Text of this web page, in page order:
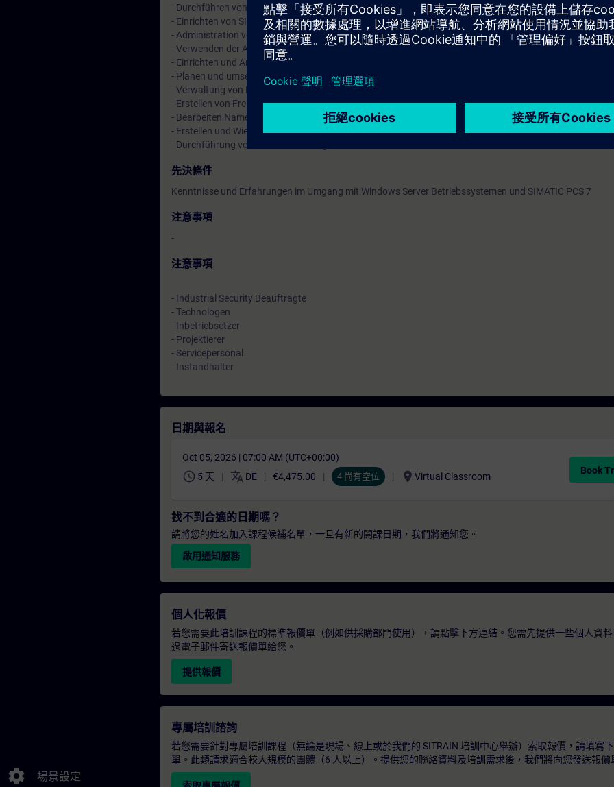
settings 場景設定
- Durchführen von Diagnosen im Netzwerk, basierend auf Betriebssystem Windows Server 2019/2022;
- Einrichten von SIMATIC Logon mit Anbindung an das Active Directory
- Administration von Betriebsmastern und AD DS Objekten
- Verwenden der Active Directory Administration Console
- Einrichten und Arbeiten mit Gruppen unter Windows 2019/2022
- Planen und umsetzen von Uhrzeitsynchronisation in Netzwerken
- Verwaltung von Benutzer und Benutzergruppen für Windows und SIMATIC;
- Erstellen von Freigaben und Berechtigungen
- Bearbeiten Namensauflösung in der Workgroup und Domäne
- Erstellen und Wiederherstellen von Installations-Sicherungen
- Durchführung von Trouble Shooting im Domänenumfeld
先決條件
Kenntnisse und Erfahrungen im Umgang mit Windows Server Betriebssystemen und SIMATIC PCS 7
注意事項
-
注意事項
- Industrial Security Beauftragte
- Technologen
- Inbetriebsetzer
- Projektierer
- Servicepersonal
- Instandhalter
日期與報名
Oct 05, 2026 | 07:00 AM (UTC+00:00)
schedule 5 天 translate DE €4,475.00 4 尚有空位 location_on Virtual Classroom
Book
找不到合適的日期嗎？
請將您的姓名加入課程候補名單，一旦有新的開課日期，我們將通知您。
啟用通知服務
個人化報價
若您需要此培訓課程的標準報價單（例如供採購部門使用），請點擊下方連結。您需先提供一些個人資
過電子郵件寄送報價單給您。
提供報價
專屬培訓諮詢
若您需要針對專屬培訓課程（無論是現場、線上或於我們的 SITRAIN 培訓中心舉辦）索取報價，請填寫
單。此類請求適合較大規模的團體（6 人以上）。提供您的聯絡資料及培訓需求後，我們將向您發送報價